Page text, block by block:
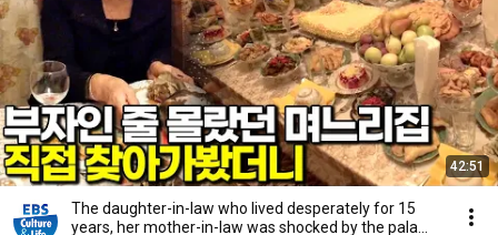
42:51
The daughter-in-law who lived desperately for 15
years, her mother-in-law was shocked by the pala...